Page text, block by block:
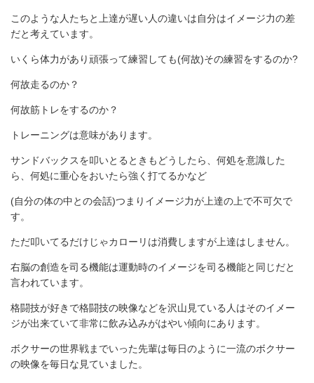
このような人たちと上達が遅い人の違いは自分はイメージ力の差
だと考えています。
いくら体力があり頑張って練習しても(何故)その練習をするのか?
何故走るのか？
何故筋トレをするのか？
トレーニングは意味があります。
サンドバックスを叩いとるときもどうしたら、何処を意識した
ら、何処に重心をおいたら強く打てるかなど
(自分の体の中との会話)つまりイメージ力が上達の上で不可欠で
す。
ただ叩いてるだけじゃカローリは消費しますが上達はしません。
右脳の創造を司る機能は運動時のイメージを司る機能と同じだと
言われています。
格闘技が好きで格闘技の映像などを沢山見ている人はそのイメー
ジが出来ていて非常に飲み込みがはやい傾向にあります。
ボクサーの世界戦までいった先輩は毎日のように一流のボクサー
の映像を毎日な見ていました。